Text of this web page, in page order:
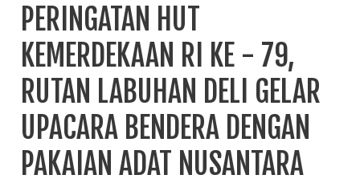
PERINGATAN HUT
KEMERDEKAAN RI KE - 79,
RUTAN LABUHAN DELI GELAR
UPACARA BENDERA DENGAN
PAKAIAN ADAT NUSANTARA